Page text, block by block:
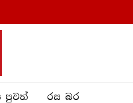
පුවත් රස බ​ර